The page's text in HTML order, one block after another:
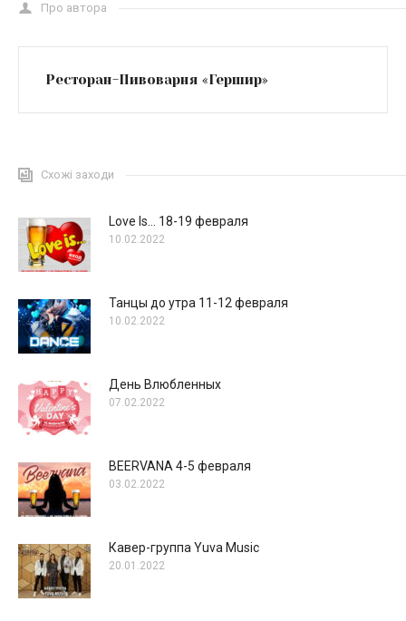
Про автора
Ресторан-Пивоварня «Гершир»
Схожі заходи
Love Is… 18-19 февраля
10.02.2022
Танцы до утра 11-12 февраля
10.02.2022
День Влюбленных
07.02.2022
BEERVANA 4-5 февраля
03.02.2022
Кавер-группа Yuva Music
20.01.2022